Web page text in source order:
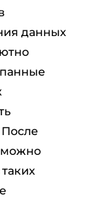
данных
можно